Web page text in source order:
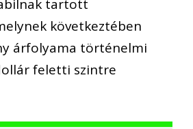
tartott
következtében
árfolyama történelmi
feletti szintre